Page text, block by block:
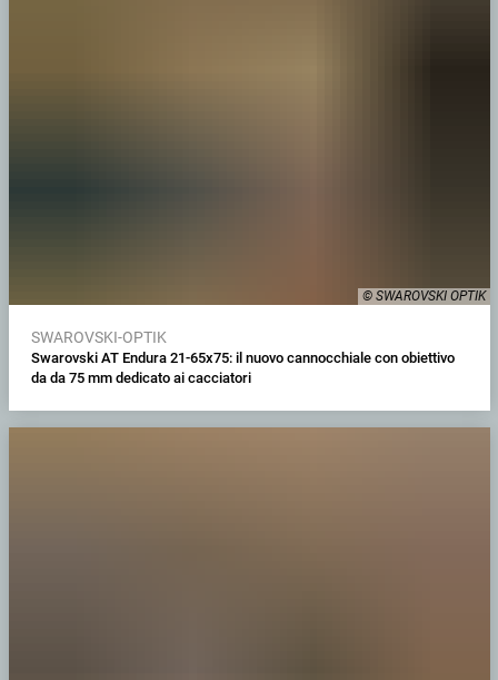
© SWAROVSKI OPTIK
SWAROVSKI-OPTIK
Swarovski AT Endura 21-65x75: il nuovo cannocchiale con obiettivo
da da 75 mm dedicato ai cacciatori